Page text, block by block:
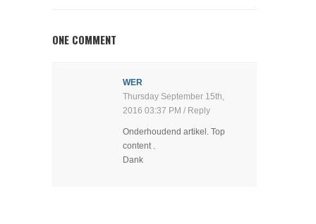
ONE COMMENT
WER
Thursday September 15th,
2016 03:37 PM / Reply
Onderhoudend artikel. Top
content .
Dank